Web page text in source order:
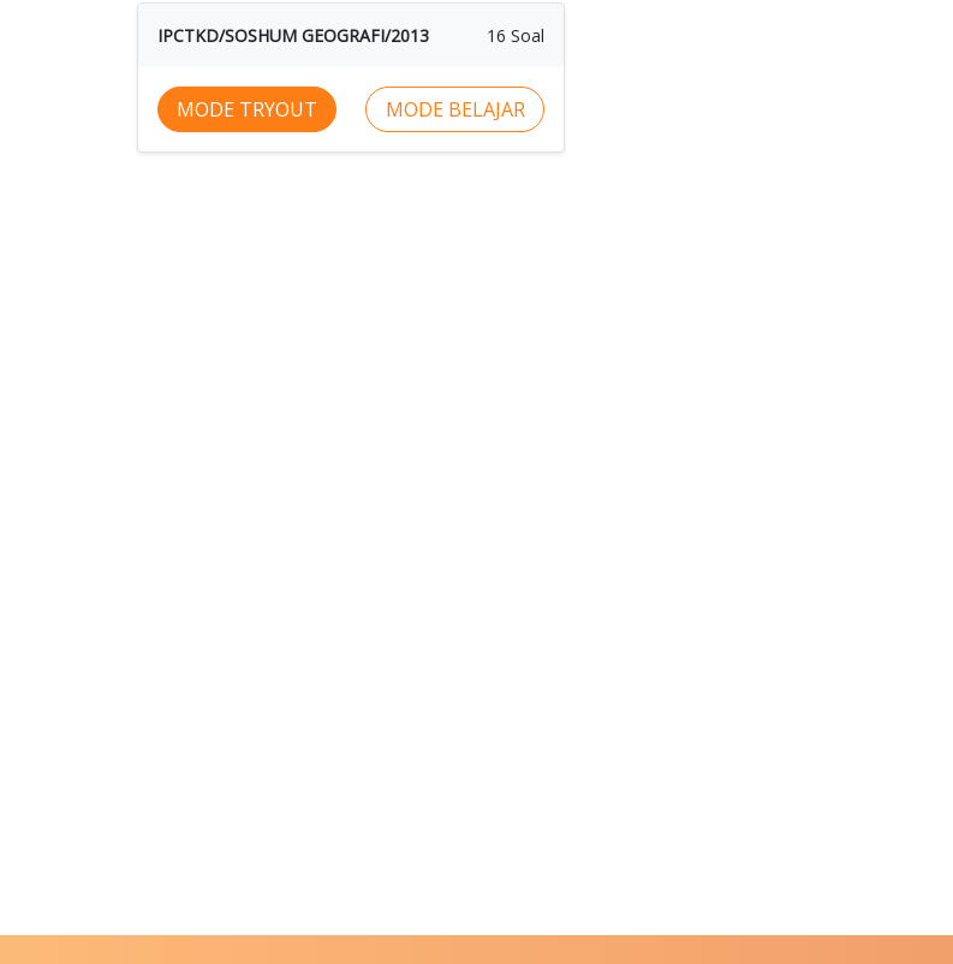
IPCTKD/SOSHUM GEOGRAFI/2013 16 Soal
MODE TRYOUT MODE BELAJAR